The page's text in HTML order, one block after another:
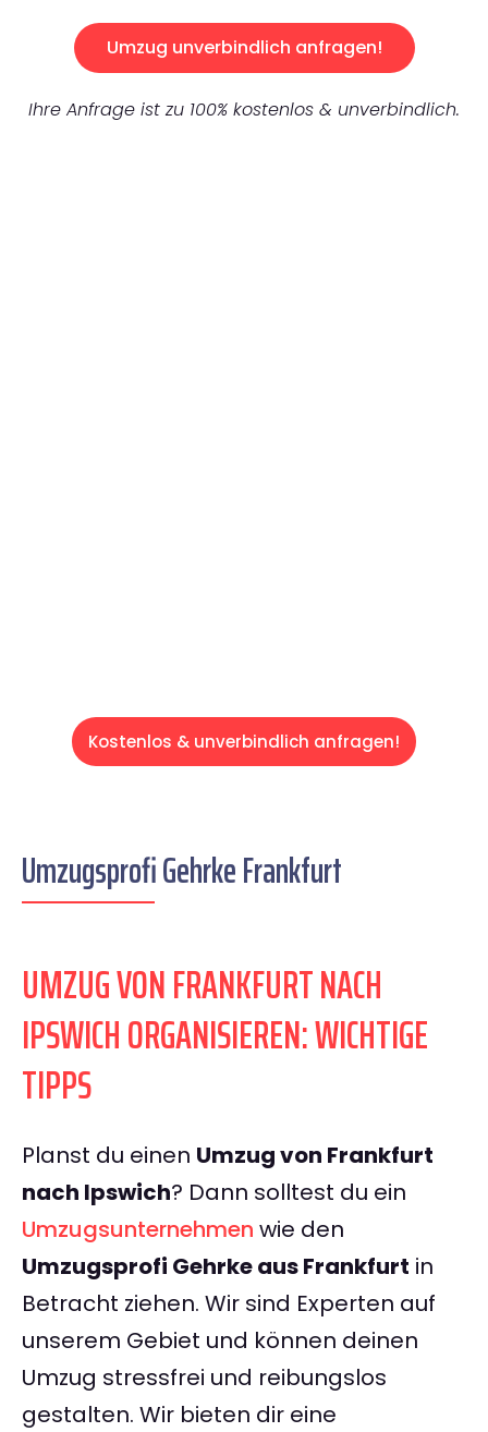
Umzug unverbindlich anfragen!
Ihre Anfrage ist zu 100% kostenlos & unverbindlich.
Kostenlos & unverbindlich anfragen!
Umzugsprofi Gehrke Frankfurt
UMZUG VON FRANKFURT NACH
IPSWICH ORGANISIEREN: WICHTIGE
TIPPS
Planst du einen Umzug von Frankfurt
nach Ipswich? Dann solltest du ein
Umzugsunternehmen wie den
Umzugsprofi Gehrke aus Frankfurt in
Betracht ziehen. Wir sind Experten auf
unserem Gebiet und können deinen
Umzug stressfrei und reibungslos
gestalten. Wir bieten dir eine